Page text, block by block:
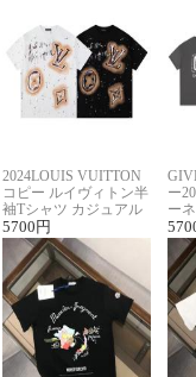
2024LOUIS VUITTON
コピー ルイヴィトン半
袖Tシャツ カジュアル
に馴染む 2色展開
5700 円
ー
ー
ー